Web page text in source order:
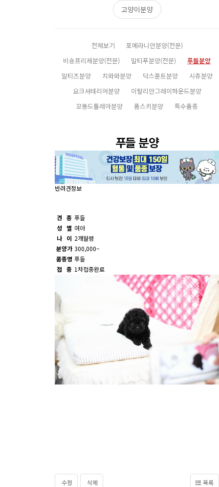
고양이분양
전체보기
포메라니안분양(전문)
비숑프리제분양(전문)
말티푸분양(전문)
푸들분양
말티즈분양
치와와분양 닥스훈트분양
시츄분양
요크셔테리어분양
이탈리안그레이하운드분양
꼬똥드툴레아분양
폼스키분양 특수품종
푸들 분양
반려견정보
견 종 푸들
성 별 여아
나 이 2개월령
분양가 300,000~
품종명 푸들
접 종 1차접종완료
수정 삭제 목록